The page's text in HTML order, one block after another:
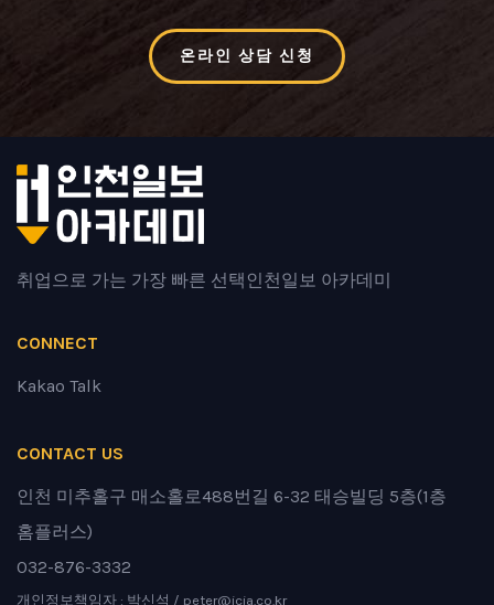
온라인 상담 신청
취업으로 가는 가장 빠른 선택 인천일보 아카데미
CONNECT
Kakao Talk
CONTACT US
인천 미추홀구 매소홀로488번길 6-32 태승빌딩 5층(1층
홈플러스)
032-876-3332
개인정보책임자 : 박신석 / peter@icia.co.kr